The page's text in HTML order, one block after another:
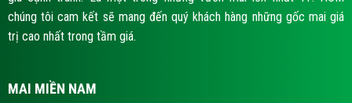
chúng tôi cam kết sẽ mang đến quý khách hàng những gốc mai giá
trị cao nhất trong tầm giá.
MAI MIỀN NAM